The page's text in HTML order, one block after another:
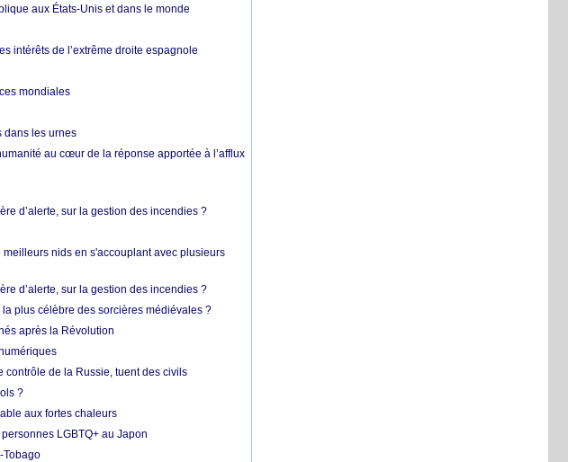
aux États-Unis et dans le monde
intérêts de l’extrême droite espagnole
mondiales
dans les urnes
au cœur de la réponse apportée à l’afflux
d’alerte, sur la gestion des incendies ?
nids en s'accouplant avec plusieurs
d’alerte, sur la gestion des incendies ?
plus célèbre des sorcières médiévales ?
après la Révolution
contrôle de la Russie, tuent des civils
?
aux fortes chaleurs
LGBTQ+ au Japon
Tobago